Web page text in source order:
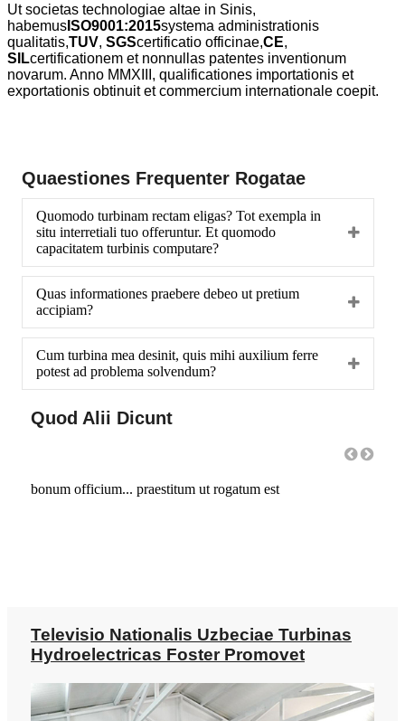
Ut societas technologiae altae in Sinis,
habemus ISO9001:2015systema administrationis
qualitatis,TUV, SGScertificatio officinae,CE,
SILcertificationem et nonnullas patentes inventionum
novarum. Anno MMXIII, qualificationes importationis et
exportationis obtinuit et commercium internationale coepit.
Quaestiones Frequenter Rogatae
Quomodo turbinam rectam eligas? Tot exempla in
situ interretiali tuo offeruntur. Et quomodo
capacitatem turbinis computare?
Quas informationes praebere debeo ut pretium
accipiam?
Cum turbina mea desinit, quis mihi auxilium ferre
potest ad problema solvendum?
Quod Alii Dicunt
bonum officium... praestitum ut rogatum est
Televisio Nationalis Uzbeciae Turbinas
Hydroelectricas Foster Promovet